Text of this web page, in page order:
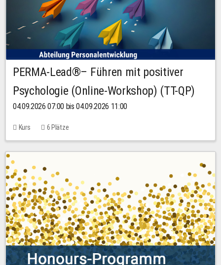
PERMA-Lead®– Führen mit positiver
Psychologie (Online-Workshop) (TT-QP)
04.09.2026 07:00 bis 04.09.2026 11:00
Kurs 6 Plätze